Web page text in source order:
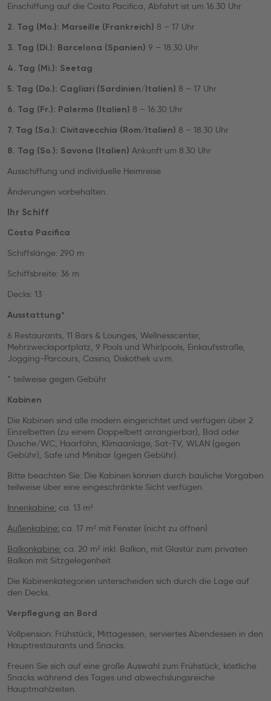
Einschiffung auf die Costa Pacifica, Abfahrt ist um 16.30 Uhr
2. Tag (Mo.): Marseille (Frankreich) 8 – 17 Uhr
3. Tag (Di.): Barcelona (Spanien) 9 – 18.30 Uhr
4. Tag (Mi.): Seetag
5. Tag (Do.): Cagliari (Sardinien/Italien) 8 – 17 Uhr
6. Tag (Fr.): Palermo (Italien) 8 – 16.30 Uhr
7. Tag (Sa.): Civitavecchia (Rom/Italien) 8 – 18.30 Uhr
8. Tag (So.): Savona (Italien) Ankunft um 8.30 Uhr
Ausschiffung und individuelle Heimreise
Änderungen vorbehalten.
Ihr Schiff
Costa Pacifica
Schiffslänge: 290 m
Schiffsbreite: 36 m
Decks: 13
Ausstattung*
6 Restaurants, 11 Bars & Lounges, Wellnesscenter,
Mehrzwecksportplatz, 9 Pools und Whirlpools, Einkaufsstraße,
Jogging-Parcours, Casino, Diskothek u.v.m.
* teilweise gegen Gebühr
Kabinen
Die Kabinen sind alle modern eingerichtet und verfügen über 2
Einzelbetten (zu einem Doppelbett arrangierbar), Bad oder
Dusche/WC, Haarföhn, Klimaanlage, Sat-TV, WLAN (gegen
Gebühr), Safe und Minibar (gegen Gebühr).
Bitte beachten Sie: Die Kabinen können durch bauliche Vorgaben
teilweise über eine eingeschränkte Sicht verfügen.
Innenkabine: ca. 13 m²
Außenkabine: ca. 17 m² mit Fenster (nicht zu öffnen)
Balkonkabine: ca. 20 m² inkl. Balkon, mit Glastür zum privaten
Balkon mit Sitzgelegenheit
Die Kabinenkategorien unterscheiden sich durch die Lage auf
den Decks.
Verpflegung an Bord
Vollpension: Frühstück, Mittagessen, serviertes Abendessen in den
Hauptrestaurants und Snacks.
Freuen Sie sich auf eine große Auswahl zum Frühstück, köstliche
Snacks während des Tages und abwechslungsreiche
Hauptmahlzeiten.